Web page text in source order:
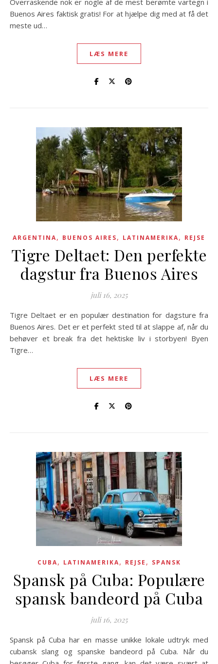
Overraskende nok er nogle af de mest berømte vartegn i
Buenos Aires faktisk gratis! For at hjælpe dig med at få det
meste ud…
LÆS MERE
ARGENTINA, BUENOS AIRES, LATINAMERIKA, REJSE
Tigre Deltaet: Den perfekte
dagstur fra Buenos Aires
juli 16, 2025
Tigre Deltaet er en populær destination for dagsture fra
Buenos Aires. Det er et perfekt sted til at slappe af, når du
behøver et break fra det hektiske liv i storbyen! Byen
Tigre…
LÆS MERE
CUBA, LATINAMERIKA, REJSE , SPANSK
Spansk på Cuba: Populære
spansk bandeord på Cuba
juli 16, 2025
Spansk på Cuba har en masse unikke lokale udtryk med
cubansk slang og spanske bandeord på Cuba. Når du